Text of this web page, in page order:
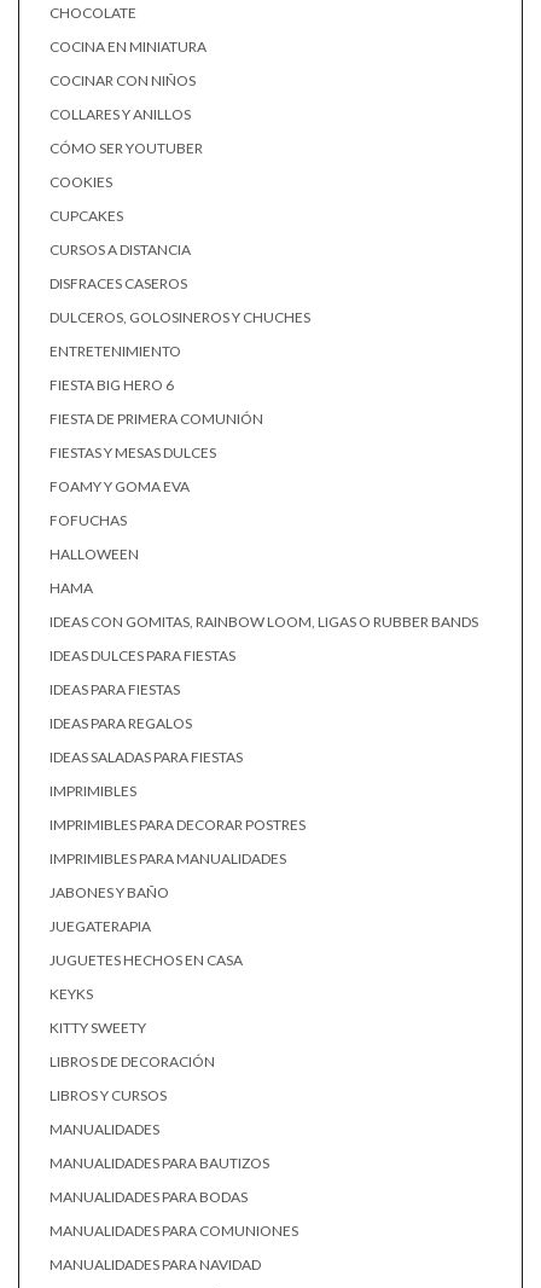
CHOCOLATE
COCINA EN MINIATURA
COCINAR CON NIÑOS
COLLARES Y ANILLOS
CÓMO SER YOUTUBER
COOKIES
CUPCAKES
CURSOS A DISTANCIA
DISFRACES CASEROS
DULCEROS, GOLOSINEROS Y CHUCHES
ENTRETENIMIENTO
FIESTA BIG HERO 6
FIESTA DE PRIMERA COMUNIÓN
FIESTAS Y MESAS DULCES
FOAMY Y GOMA EVA
FOFUCHAS
HALLOWEEN
HAMA
IDEAS CON GOMITAS, RAINBOW LOOM, LIGAS O RUBBER BANDS
IDEAS DULCES PARA FIESTAS
IDEAS PARA FIESTAS
IDEAS PARA REGALOS
IDEAS SALADAS PARA FIESTAS
IMPRIMIBLES
IMPRIMIBLES PARA DECORAR POSTRES
IMPRIMIBLES PARA MANUALIDADES
JABONES Y BAÑO
JUEGATERAPIA
JUGUETES HECHOS EN CASA
KEYKS
KITTY SWEETY
LIBROS DE DECORACIÓN
LIBROS Y CURSOS
MANUALIDADES
MANUALIDADES PARA BAUTIZOS
MANUALIDADES PARA BODAS
MANUALIDADES PARA COMUNIONES
MANUALIDADES PARA NAVIDAD